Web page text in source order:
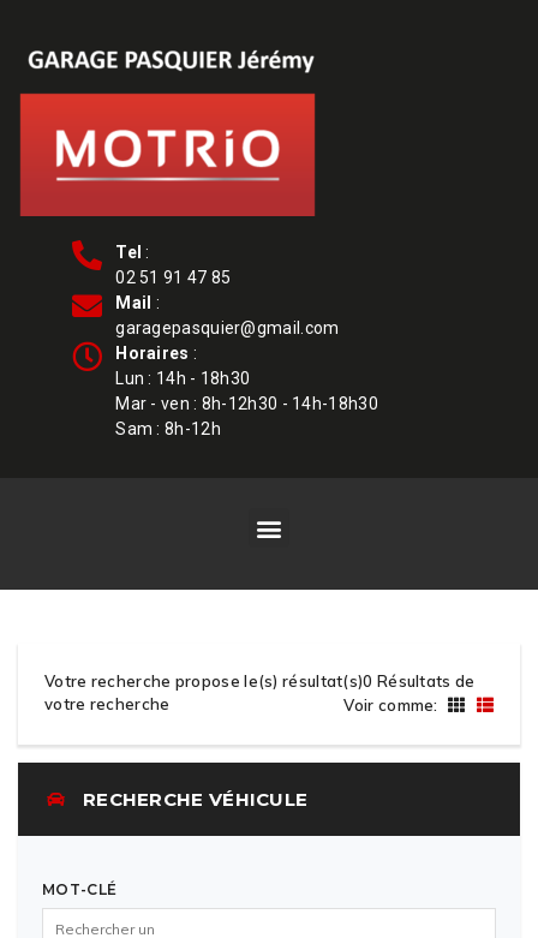
Tel :
02 51 91 47 85
Mail :
garagepasquier@gmail.com
Horaires :
Lun : 14h - 18h30
Mar - ven : 8h-12h30 - 14h-18h30
Sam : 8h-12h
Votre recherche propose le(s) résultat(s)0 Résultats de
votre recherche
Voir comme:
RECHERCHE VÉHICULE
MOT-CLÉ